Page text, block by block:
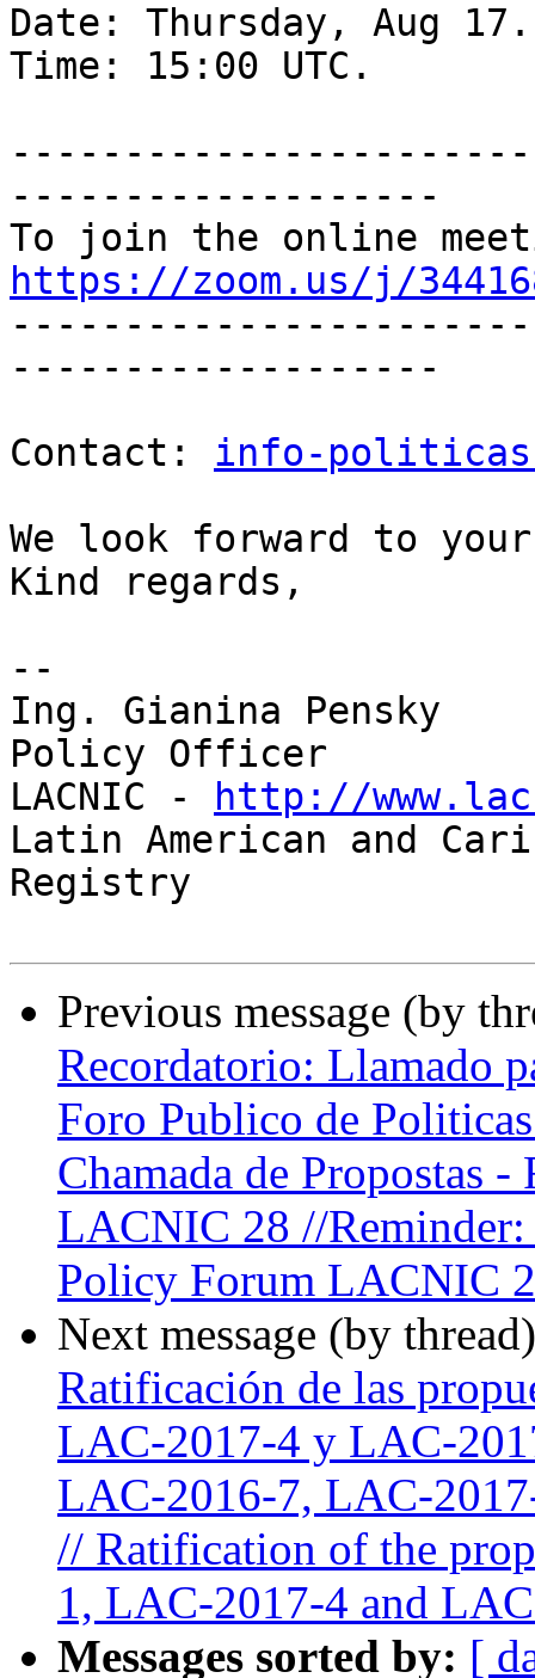
Date: Thursday, Aug 17.
Time: 15:00 UTC.
-------------------
https://zoom.us/j/
-------------------
Contact: info-
We look forward to
Kind regards,
--
Ing. Gianina Pensky
Policy Officer
LACNIC -
http://
Latin American and
Registry
Previous message (by
Recordatorio: Llamado
Foro Publico de
Chamada de Propostas
LACNIC 28 //
Policy Forum LACNIC
Next message (by
Ratificación de las
LAC-2017-4 y LAC-
LAC-2016-7, LAC-
// Ratification of the
1, LAC-2017-4 and
Messages sorted by: [